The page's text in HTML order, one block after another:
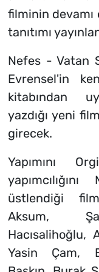
filminin devamı
tanıtımı
Nefes - Vatan
Evrensel'in
kitabından
yazdığı yeni
girecek.
Yapımını
üstlendiği
Aksum,
Hacısalihoğlu,
Yasin Çam,